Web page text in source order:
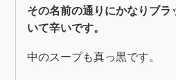
その名前の通りにかなりブラ
いて辛いです。
中のスープも真っ黒です。